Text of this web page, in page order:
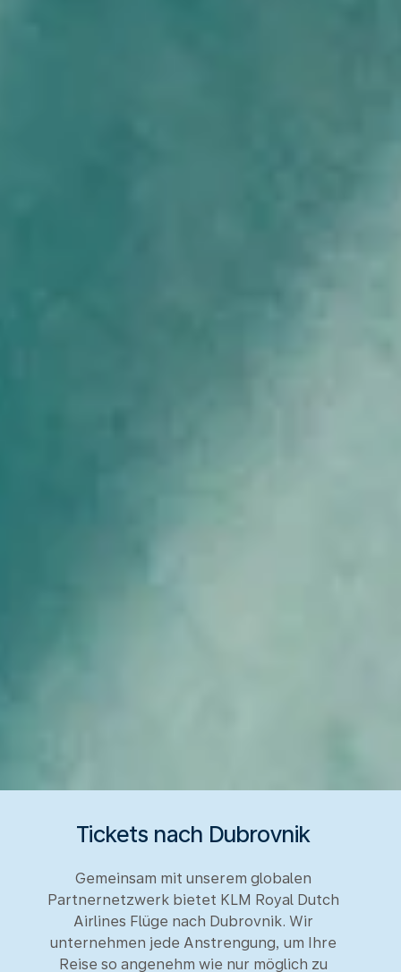
Tickets nach Dubrovnik
Gemeinsam mit unserem globalen
Partnernetzwerk bietet KLM Royal Dutch
Airlines Flüge nach Dubrovnik. Wir
unternehmen jede Anstrengung, um Ihre
Reise so angenehm wie nur möglich zu